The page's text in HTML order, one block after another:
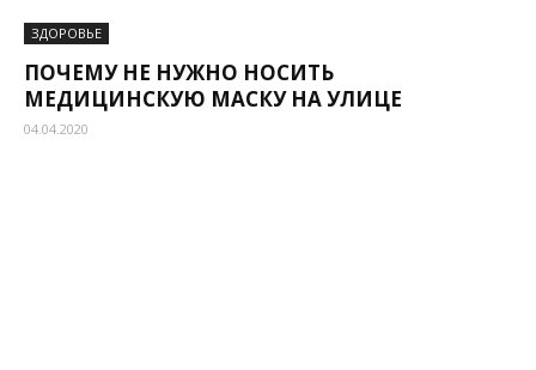
ЗДОРОВЬЕ
ПОЧЕМУ НЕ НУЖНО НОСИТЬ
МЕДИЦИНСКУЮ МАСКУ НА УЛИЦЕ
04.04.2020